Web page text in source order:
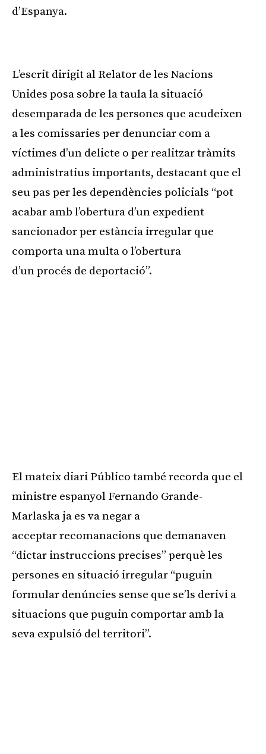
d’Espanya.
L’escrit dirigit al Relator de les Nacions
Unides posa sobre la taula la situació
desemparada de les persones que acudeixen
a les comissaries per denunciar com a
víctimes d’un delicte o per realitzar tràmits
administratius importants, destacant que el
seu pas per les dependències policials “pot
acabar amb l’obertura d’un expedient
sancionador per estància irregular que
comporta una multa o l’obertura
d’un procés de deportació”.
El mateix diari Público també recorda que el
ministre espanyol Fernando Grande-
Marlaska ja es va negar a
acceptar recomanacions que demanaven
“dictar instruccions precises” perquè les
persones en situació irregular “puguin
formular denúncies sense que se’ls derivi a
situacions que puguin comportar amb la
seva expulsió del territori”.